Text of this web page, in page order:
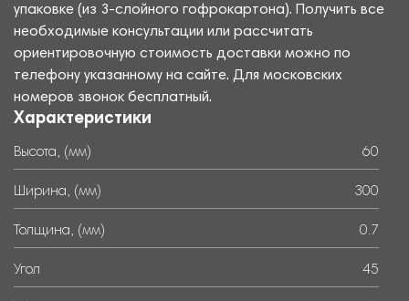
упаковке (из 3-слойного гофрокартона). Получить все
необходимые консультации или рассчитать
ориентировочную стоимость доставки можно по
телефону указанному на сайте. Для московских
номеров звонок бесплатный.
Характеристики
Высота, (мм) 60
Ширина, (мм) 300
Толщина, (мм) 0.7
Угол 45